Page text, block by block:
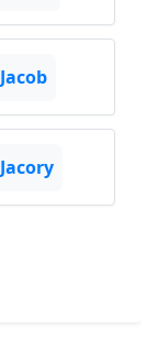
Jacob
Jacory